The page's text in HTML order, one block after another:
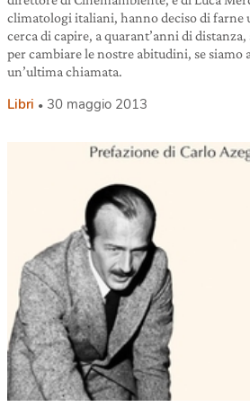
climatologi italiani, hanno deciso di farne
cerca di capire, a quarant’anni di
per cambiare le nostre abitudini, se siamo
un’ultima chiamata.
Libri 30 maggio 2013